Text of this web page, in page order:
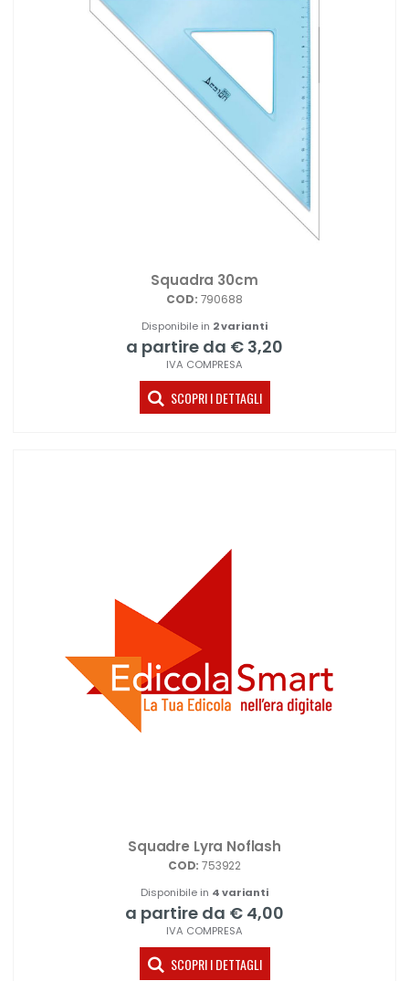
Squadra 30cm
COD: 790688
Disponibile in 2 varianti
a partire da € 3,20
IVA COMPRESA
SCOPRI I DETTAGLI
Squadre Lyra Noflash
COD: 753922
Disponibile in 4 varianti
a partire da € 4,00
IVA COMPRESA
SCOPRI I DETTAGLI